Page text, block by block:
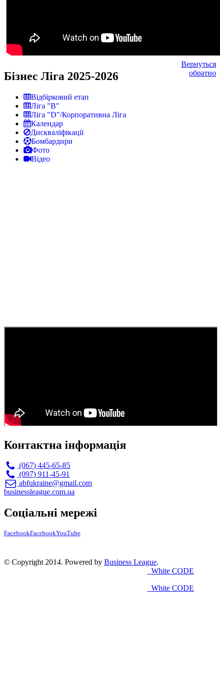
Вернуться
обратно
Бізнес Ліга 2025-2026
Відбірковий етап
Ліга "В"
Ліга "D"/Корпоративна Ліга
Календар
Дискваліфікації
Бомбардири
Фото
Відео
Контактна інформація
(067) 445-65-85
(097) 911-45-91
abfukraine@gmail.com
businessleague.com.ua
Соціальні мережі
FacebookFacebookYouTube
© Copyright 2014. Powered by Business League.
White CODE
White CODE